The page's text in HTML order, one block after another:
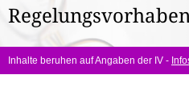
hier:
Regelungsvorhaben
Inhalte beruhen auf Angaben der IV -